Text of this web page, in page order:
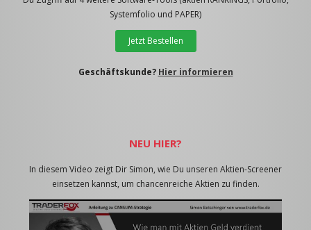
Systemfolio und PAPER)
Jetzt Bestellen
Geschäftskunde? Hier informieren
NEU HIER?
In diesem Video zeigt Dir Simon, wie Du unseren Aktien-Screener
einsetzen kannst, um chancenreiche Aktien zu finden.